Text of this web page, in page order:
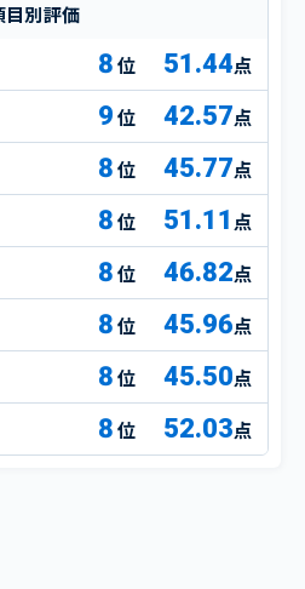
目別評価
8 51.44点
9 42.57点
8 45.77点
8 51.11 点
8 46.82点
8 45.96点
8 45.50点
8 52.03点